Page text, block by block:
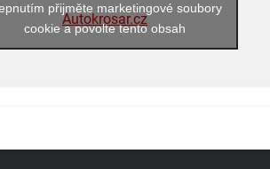
Autokrosar.cz
přijměte marketingové soubory
cookie a povolte tento obsah